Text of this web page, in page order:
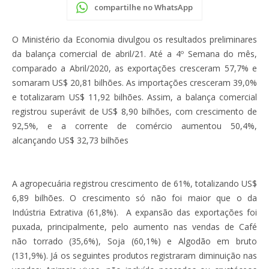
compartilhe no WhatsApp
O Ministério da Economia divulgou os resultados preliminares
da balança comercial de abril/21. Até a 4º Semana do mês,
comparado a Abril/2020, as exportações cresceram 57,7% e
somaram US$ 20,81 bilhões. As importações cresceram 39,0%
e totalizaram US$ 11,92 bilhões. Assim, a balança comercial
registrou superávit de US$ 8,90 bilhões, com crescimento de
92,5%, e a corrente de comércio aumentou 50,4%,
alcançando US$ 32,73 bilhões
A agropecuária registrou crescimento de 61%, totalizando US$
6,89 bilhões. O crescimento só não foi maior que o da
Indústria Extrativa (61,8%). A expansão das exportações foi
puxada, principalmente, pelo aumento nas vendas de Café
não torrado (35,6%), Soja (60,1%) e Algodão em bruto
(131,9%). Já os seguintes produtos registraram diminuição nas